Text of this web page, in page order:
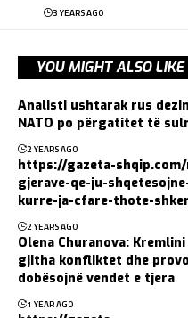
3 YEARS AGO
YOU MIGHT ALSO LIKE
Analisti ushtarak rus
NATO po përgatitet të
2 YEARS AGO
https://gazeta-
gjerave-qe-ju-
kurre-ja-cfare-thote-
2 YEARS AGO
Olena Churanova:
gjitha konfliktet dhe
dobësojnë vendet e tjera
1 YEAR AGO